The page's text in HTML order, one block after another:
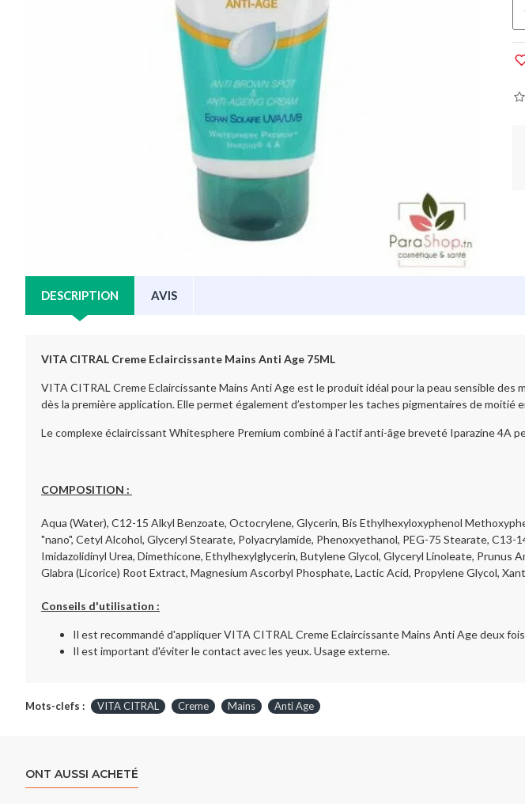
DESCRIPTION AVIS
VITA CITRAL Creme Eclaircissante Mains Anti Age 75ML
VITA CITRAL Creme Eclaircissante Mains Anti Age est le produit idéal pour la peau sensible
dès la première application. Elle permet également d’estomper les taches pigmentaires de moitié
Le complexe éclaircissant Whitesphere Premium combiné à l'actif anti-âge breveté Iparazine 4A
COMPOSITION :
Aqua (Water), C12-15 Alkyl Benzoate, Octocrylene, Glycerin, Bis Ethylhexyloxyphenol
"nano", Cetyl Alcohol, Glyceryl Stearate, Polyacrylamide, Phenoxyethanol, PEG-75 Stearate,
Imidazolidinyl Urea, Dimethicone, Ethylhexylglycerin, Butylene Glycol, Glyceryl Linoleate,
Glabra (Licorice) Root Extract, Magnesium Ascorbyl Phosphate, Lactic Acid, Propylene Glycol,
Conseils d'utilisation :
Il est recommandé d'appliquer VITA CITRAL Creme Eclaircissante Mains Anti Age deux
Il est important d'éviter le contact avec les yeux. Usage externe.
Mots-clefs : VITA CITRAL Creme Mains Anti Age
ONT AUSSI ACHETÉ